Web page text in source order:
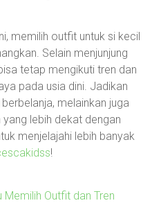
memilih outfit untuk si kecil
Selain menjunjung
tetap mengikuti tren dan
pada usia dini. Jadikan
melainkan juga
lebih dekat dengan
menjelajahi lebih banyak
!
Memilih Outfit dan Tren